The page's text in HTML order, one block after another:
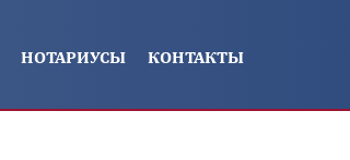
НОТАРИУСЫ КОНТАКТЫ